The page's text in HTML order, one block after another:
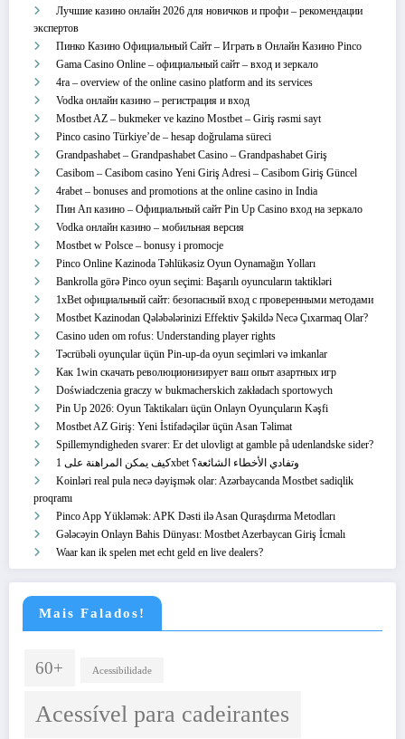
Лучшие казино онлайн 2026 для новичков и профи – рекомендации
экспертов
Пинко Казино Официальный Сайт – Играть в Онлайн Казино Pinco
Gama Casino Online – официальный сайт – вход и зеркало
4ra – overview of the online casino platform and its services
Vodka онлайн казино – регистрация и вход
Mostbet AZ – bukmeker ve kazino Mostbet – Giriş rəsmi sayt
Pinco casino Türkiye’de – hesap doğrulama süreci
Grandpashabet – Grandpashabet Casino – Grandpashabet Giriş
Casibom – Casibom casino Yeni Giriş Adresi – Casibom Giriş Güncel
4rabet – bonuses and promotions at the online casino in India
Пин Ап казино – Официальный сайт Pin Up Casino вход на зеркало
Vodka онлайн казино – мобильная версия
Mostbet w Polsce – bonusy i promocje
Pinco Online Kazinoda Təhlükəsiz Oyun Oynamağın Yolları
Bankrolla görə Pinco oyun seçimi: Başarılı oyuncuların taktikləri
1xBet официальный сайт: безопасный вход с проверенными методами
Mostbet Kazinodan Qələbələrinizi Effektiv Şəkildə Necə Çıxarmaq Olar?
Casino uden om rofus: Understanding player rights
Təcrübəli oyunçular üçün Pin-up-da oyun seçimləri və imkanlar
Как 1win скачать революционизирует ваш опыт азартных игр
Doświadczenia graczy w bukmacherskich zakładach sportowych
Pin Up 2026: Oyun Taktikaları üçün Onlayn Oyunçuların Kəşfi
Mostbet AZ Giriş: Yeni İstifadəçilər üçün Asan Təlimat
Spillemyndigheden svarer: Er det ulovligt at gamble på udenlandske sider?
كيف يمكن المراهنة على 1xbet وتفادي الأخطاء الشائعة؟
Koinləri real pula necə dəyişmək olar: Azərbaycanda Mostbet sadiqlik
proqramı
Pinco App Yükləmək: APK Dəsti ilə Asan Quraşdırma Metodları
Gələcəyin Onlayn Bahis Dünyası: Mostbet Azerbaycan Giriş İcmalı
Waar kan ik spelen met echt geld en live dealers?
Mais Falados!
60+ Acessibilidade
Acessível para cadeirantes